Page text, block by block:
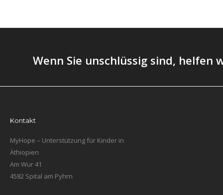
Wenn Sie unschlüssig sind,
Kontakt
MyHope – Unterstützung für Kinder in
Äthiopien
Am Wur 41
4582 Spital am Pyhrn